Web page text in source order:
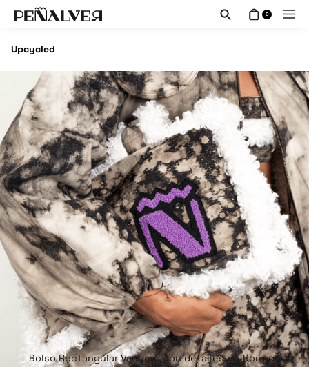
Upcycled
Bolso Rectangular Vaquero con detalles en Borrego
0